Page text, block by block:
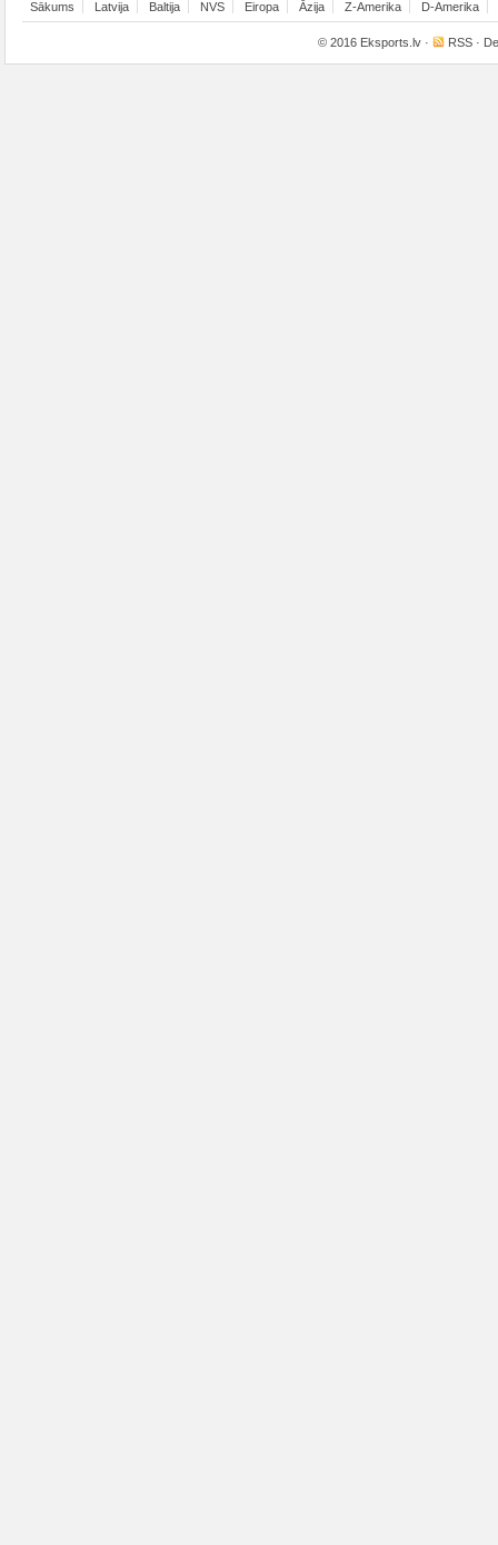
Sākums Latvija Baltija NVS Eiropa Āzija Z-Amerika D-Amerika
© 2016 Eksports.lv · RSS ·